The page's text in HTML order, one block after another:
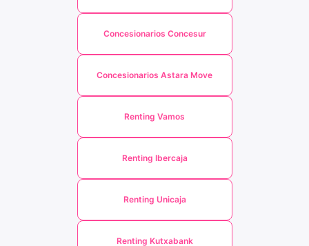
Concesionarios Concesur
Concesionarios Astara Move
Renting Vamos
Renting Ibercaja
Renting Unicaja
Renting Kutxabank